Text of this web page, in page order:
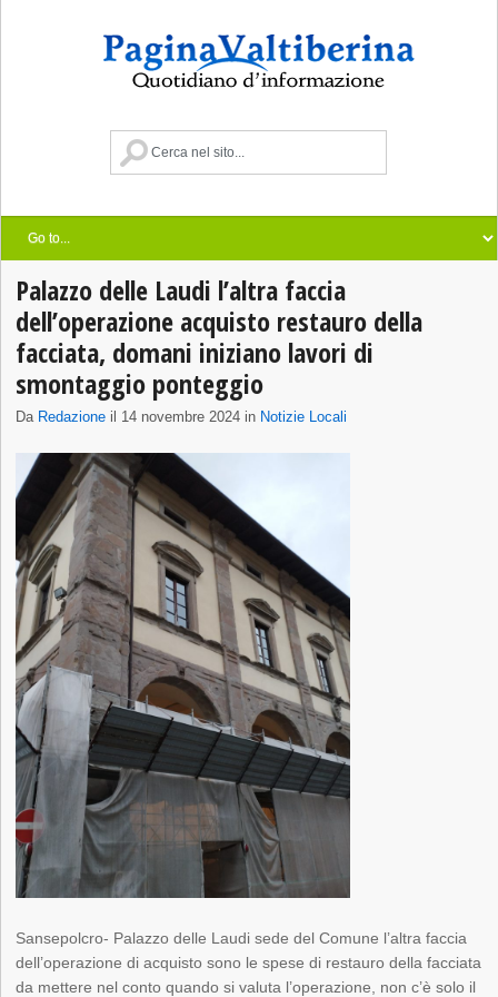
Palazzo delle Laudi l’altra faccia
dell’operazione acquisto restauro della
facciata, domani iniziano lavori di
smontaggio ponteggio
Da Redazione il 14 novembre 2024 in Notizie Locali
Sansepolcro- Palazzo delle Laudi sede del Comune l’altra faccia
dell’operazione di acquisto sono le spese di restauro della facciata
da mettere nel conto quando si valuta l’operazione, non c’è solo il